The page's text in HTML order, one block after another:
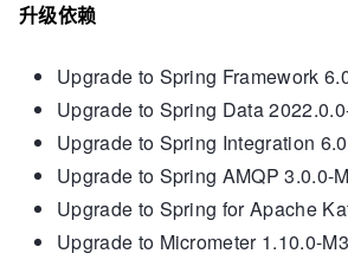
升级依赖
Upgrade to Spring Framework
Upgrade to Spring Data
Upgrade to Spring Integration
Upgrade to Spring AMQP 3.0.0-
Upgrade to Spring for Apache
Upgrade to Micrometer 1.10.0-M3